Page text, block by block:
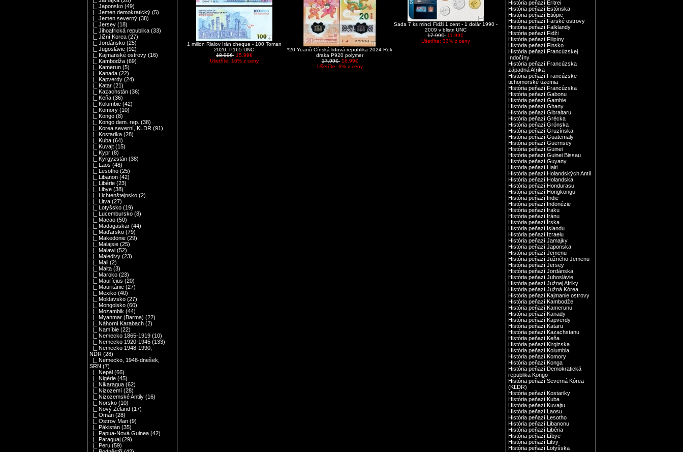
|_ Japonsko (49)
|_ Jemen demokratický (5)
|_ Jemen severný (38)
|_ Jersey (18)
|_ Jihoafrická republika (33)
|_ Jižní Korea (27)
|_ Jordánsko (25)
|_ Jugoslávie (92)
|_ Kajmanské ostrovy (16)
|_ Kambodža (69)
|_ Kamerun (5)
|_ Kanada (22)
|_ Kapverdy (24)
|_ Katar (21)
|_ Kazachstán (36)
|_ Keňa (36)
|_ Kolumbie (42)
|_ Komory (10)
|_ Kongo (8)
|_ Kongo dem. rep. (38)
|_ Korea severní, KLDR (91)
|_ Kostarika (28)
|_ Kuba (64)
|_ Kuvajt (15)
|_ Kypr (8)
|_ Kyrgyzstán (38)
|_ Laos (48)
|_ Lesotho (25)
|_ Libanon (42)
|_ Libérie (23)
|_ Libye (38)
|_ Lichtenštejnsko (2)
|_ Litva (27)
|_ Lotyšsko (19)
|_ Lucembursko (8)
|_ Macao (50)
|_ Madagaskar (44)
|_ Maďarsko (79)
|_ Makedonie (29)
|_ Malajsie (25)
|_ Malawi (52)
|_ Maledivy (23)
|_ Mali (2)
|_ Malta (3)
|_ Maroko (23)
|_ Maurícius (20)
|_ Mauritánie (27)
|_ Mexiko (40)
|_ Moldavsko (27)
|_ Mongolsko (60)
|_ Mozambik (44)
|_ Myanmar (Barma) (22)
|_ Náhorní Karabach (2)
|_ Namíbie (22)
|_ Nemecko 1865-1919 (10)
|_ Nemecko 1920-1945 (133)
|_ Nemecko 1948-1990,
NDR (28)
|_ Nemecko, 1948-dnešek,
SRN (7)
|_ Nepál (66)
|_ Nigérie (45)
|_ Nikaragua (62)
|_ Nizozemí (28)
|_ Nizozemské Antily (16)
|_ Norsko (10)
|_ Nový Zéland (17)
|_ Omán (28)
|_ Ostrov Man (9)
|_ Pákistán (35)
|_ Papua-Nová Guinea (42)
|_ Paraguaj (29)
|_ Peru (59)
1 milión Rialov Irán cheque - 100 Toman
2020, P165 UNC
18.99€ 15.99€
Ušetříte: 16% z ceny
*20 Yuanů Čínská lidová republika 2024 Rok
draka P920 polymer
17.99€ 16.99€
Ušetříte: 6% z ceny
Sada 7 ks mincí Fidži 1 cent - 1 dolár 1990 -
2009 v blistri UNC
17.99€ 11.99€
Ušetříte: 33% z ceny
História peňazí Eritrei
História peňazí Estónska
História peňazí Etiópie
História peňazí Farské ostrovy
História peňazí Falklandy
História peňazí Fidži
História peňazí Filipíny
História peňazí Finsko
História peňazí Francúzskej
Indočíny
História peňazí Francúzska
západná Afrika
História peňazí Francúzske
tichomorské územia
História peňazí Francúzska
História peňazí Gabonu
História peňazí Gambie
História peňazí Ghany
História peňazí Gibraltaru
História peňazí Grécka
História peňazí Grónska
História peňazí Gruzínska
História peňazí Guatemaly
História peňazí Guernsey
História peňazí Guinei
História peňazí Guinei Bissau
História peňazí Guyany
História peňazí Haiti
História peňazí Holandských Antíl
História peňazí Holandska
História peňazí Hondurasu
História peňazí Hongkongu
História peňazí Indie
História peňazí Indonézie
História peňazí Iraku
História peňazí Iránu
História peňazí Írska
História peňazí Islandu
História peňazí Izraelu
História peňazí Jamajky
História peňazí Japonska
História peňazí Jemenu
História peňazí Južného Jemenu
História peňazí Jersey
História peňazí Jordánska
História peňazí Juhoslávie
História peňazí Južnej Afriky
História peňazí Južná Kórea
História peňazí Kajmanie ostrovy
História peňazí Kambodže
História peňazí Kamerunu
História peňazí Kanady
História peňazí Kapverdy
História peňazí Kataru
História peňazí Kazachstanu
História peňazí Keňa
História peňazí Kirgizska
História peňazí Kolumbia
História peňazí Komory
História peňazí Konga
História peňazí Demokratická
republika Kongo
História peňazí Severná Kórea
(KĽDR)
História peňazí Kostariky
História peňazí Kuba
História peňazí Kuvajtu
História peňazí Laosu
História peňazí Lesotho
História peňazí Libanonu
História peňazí Libéria
História peňazí Líbye
História peňazí Litvy
História peňazí Lotyšska